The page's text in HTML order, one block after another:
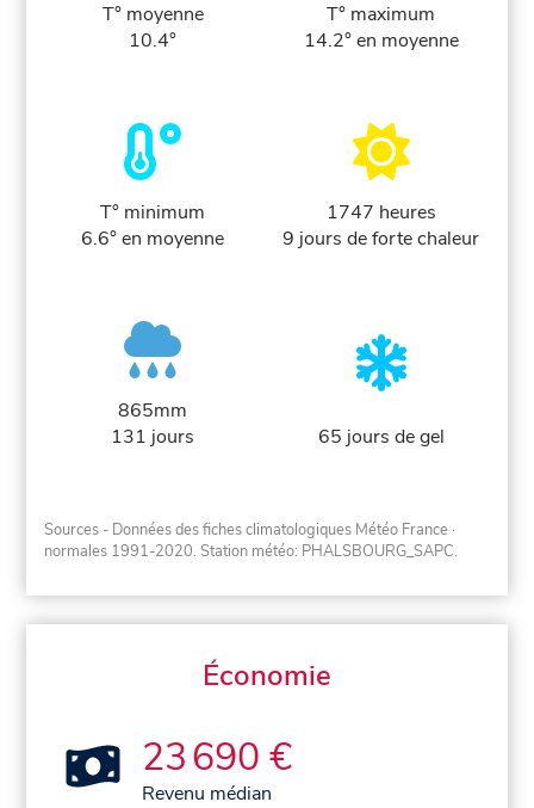
T° moyenne
10.4°
T° maximum
14.2° en moyenne
T° minimum
6.6° en moyenne
1747 heures
9 jours de forte chaleur
865mm
131 jours
65 jours de gel
Sources - Données des fiches climatologiques Météo France ·
normales 1991-2020. Station météo: PHALSBOURG_SAPC.
Économie
23 690 €
Revenu médian